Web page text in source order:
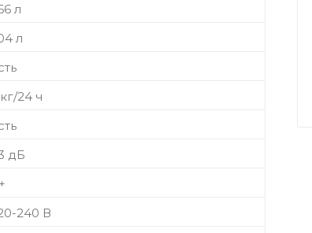
л
л
24 ч
дБ
240 В